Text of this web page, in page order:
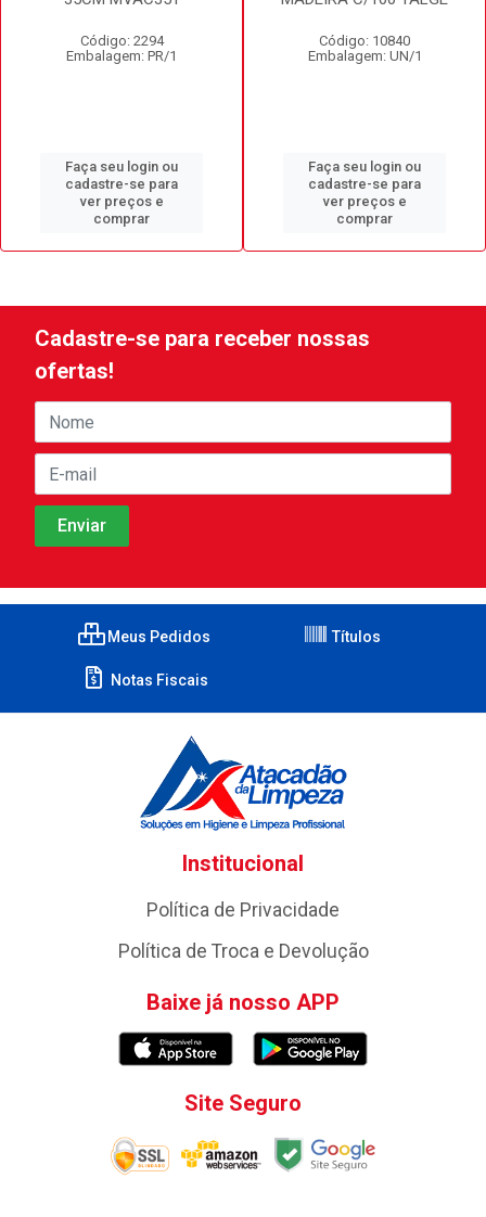
Código: 2294
Embalagem: PR/1
Faça seu login ou
cadastre-se para
ver preços e
comprar
Código: 10840
Embalagem: UN/1
Faça seu login ou
cadastre-se para
ver preços e
comprar
Cadastre-se para receber nossas
ofertas!
Meus Pedidos Títulos
Notas Fiscais
Institucional
Política de Privacidade
Política de Troca e Devolução
Baixe já nosso APP
Site Seguro